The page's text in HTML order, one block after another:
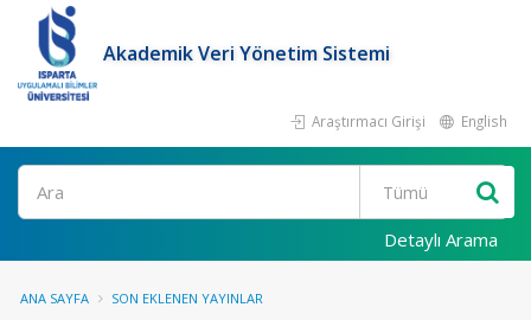
Akademik Veri Yönetim Sistemi
Araştırmacı Girişi English
Ara
Detaylı Arama
ANA SAYFA SON EKLENEN YAYINLAR